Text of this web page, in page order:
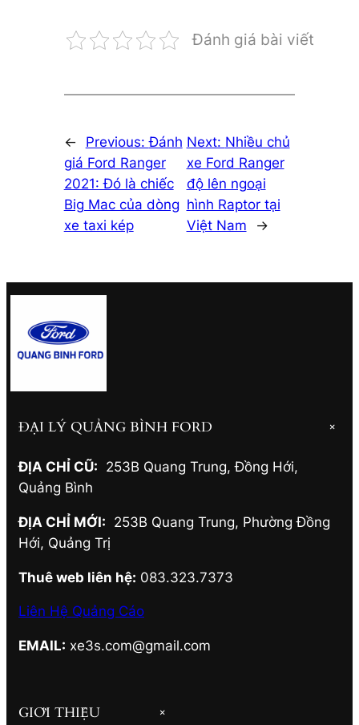
Đánh giá bài viết
← Previous:Đánh
giá Ford Ranger
2021: Đó là chiếc
Big Mac của dòng
xe taxi kép
Next: Nhiều chủ
xe Ford Ranger
độ lên ngoại
hình Raptor tại
Việt Nam
→
ĐẠI LÝ QUẢNG BÌNH FORD +
ĐỊA CHỈ CŨ: 253B Quang Trung, Đồng Hới,
Quảng Bình
ĐỊA CHỈ MỚI: 253B Quang Trung, Phường Đồng
Hới, Quảng Trị
Thuê web liên hệ: 083.323.7373
Liên Hệ Quảng Cáo
EMAIL: xe3s.com@gmail.com
GIỚI THIỆU +